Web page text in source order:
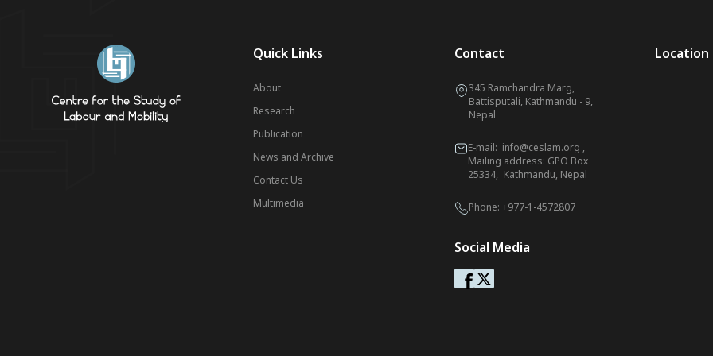
Quick Links
About
Research
Publication
News and Archive
Contact Us
Multimedia
Contact
345 Ramchandra Marg,
Battisputali, Kathmandu - 9,
Nepal
E-mail: info@ceslam.org ,
Mailing address: GPO Box
25334, Kathmandu, Nepal
Phone: +977-1-4572807
Social Media
Location